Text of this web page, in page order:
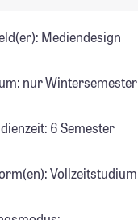
Mediendesign
nur Wintersemester
6 Semester
Vollzeitstudium